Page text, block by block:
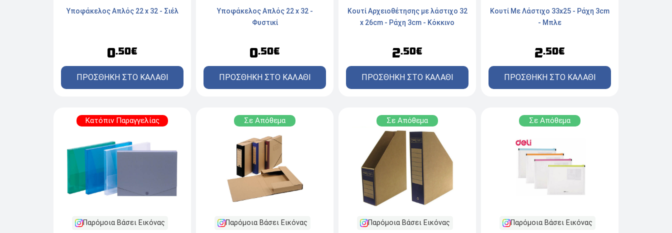
Υποφάκελος Απλός 22 x 32 - Σιέλ
0.50€
ΠΡΟΣΘΗΚΗ ΣΤΟ ΚΑΛΑΘΙ
Υποφάκελος Απλός 22 x 32 -
Φυστικί
0.50€
ΠΡΟΣΘΗΚΗ ΣΤΟ ΚΑΛΑΘΙ
Κουτί Αρχειοθέτησης με λάστιχο 32
x 26cm - Ράχη 3cm - Κόκκινο
2.50€
ΠΡΟΣΘΗΚΗ ΣΤΟ ΚΑΛΑΘΙ
Κουτί Με Λάστιχο 33x25 - Ράχη 3cm
- Μπλε
2.50€
ΠΡΟΣΘΗΚΗ ΣΤΟ ΚΑΛΑΘΙ
Κατόπιν Παραγγελίας
Παρόμοια Βάσει Εικόνας
Σε Απόθεμα
Παρόμοια Βάσει Εικόνας
Σε Απόθεμα
Παρόμοια Βάσει Εικόνας
Σε Απόθεμα
Παρόμοια Βάσει Εικόνας